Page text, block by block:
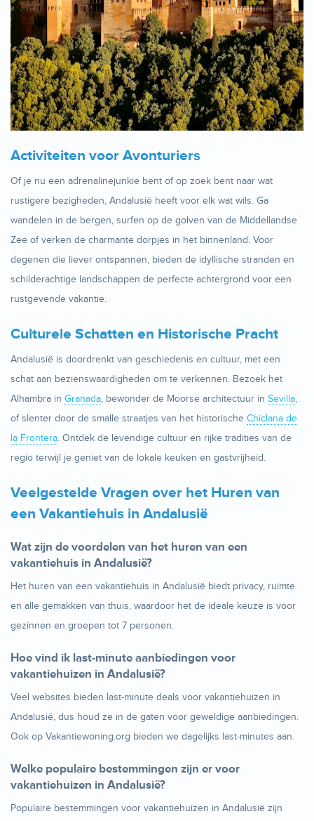
Activiteiten voor Avonturiers
Of je nu een adrenalinejunkie bent of op zoek bent naar wat
rustigere bezigheden, Andalusië heeft voor elk wat wils. Ga
wandelen in de bergen, surfen op de golven van de Middellandse
Zee of verken de charmante dorpjes in het binnenland. Voor
degenen die liever ontspannen, bieden de idyllische stranden en
schilderachtige landschappen de perfecte achtergrond voor een
rustgevende vakantie.
Culturele Schatten en Historische Pracht
Andalusië is doordrenkt van geschiedenis en cultuur, met een
schat aan bezienswaardigheden om te verkennen. Bezoek het
Alhambra in Granada, bewonder de Moorse architectuur in Sevilla,
of slenter door de smalle straatjes van het historische Chiclana de
la Frontera. Ontdek de levendige cultuur en rijke tradities van de
regio terwijl je geniet van de lokale keuken en gastvrijheid.
Veelgestelde Vragen over het Huren van
een Vakantiehuis in Andalusië
Wat zijn de voordelen van het huren van een
vakantiehuis in Andalusië?
Het huren van een vakantiehuis in Andalusië biedt privacy, ruimte
en alle gemakken van thuis, waardoor het de ideale keuze is voor
gezinnen en groepen tot 7 personen.
Hoe vind ik last-minute aanbiedingen voor
vakantiehuizen in Andalusië?
Veel websites bieden last-minute deals voor vakantiehuizen in
Andalusië, dus houd ze in de gaten voor geweldige aanbiedingen.
Ook op Vakantiewoning.org bieden we dagelijks last-minutes aan.
Welke populaire bestemmingen zijn er voor
vakantiehuizen in Andalusië?
Populaire bestemmingen voor vakantiehuizen in Andalusië zijn